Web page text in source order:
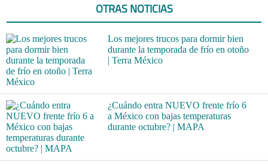
OTRAS NOTICIAS
Los mejores trucos para dormir bien
durante la temporada de frío en otoño
| Terra México
¿Cuándo entra NUEVO frente frío 6
a México con bajas temperaturas
durante octubre? | MAPA